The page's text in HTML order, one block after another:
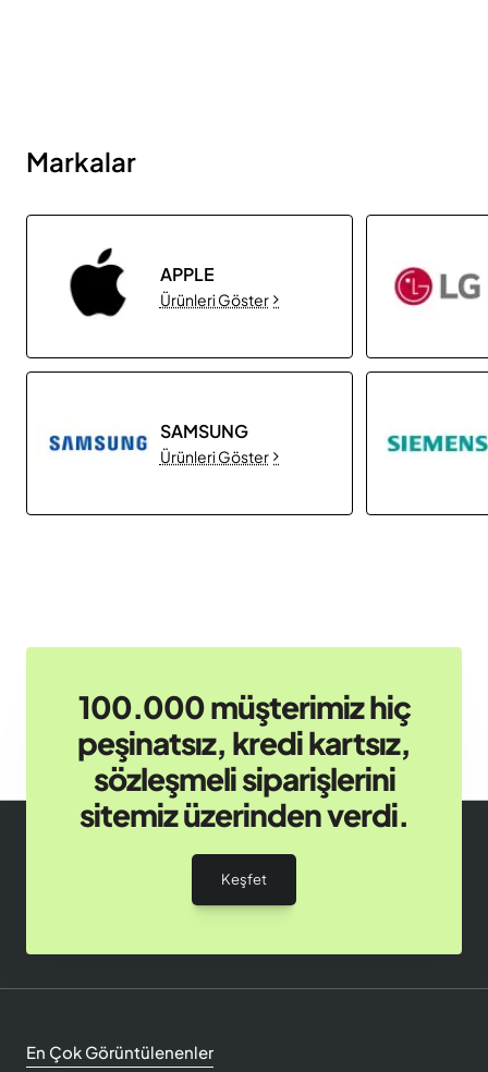
Markalar
APPLE
Ürünleri Göster
SAMSUNG
Ürünleri Göster
100.000 müşterimiz hiç
peşinatsız, kredi kartsız,
sözleşmeli siparişlerini
sitemiz üzerinden verdi.
Keşfet
En Çok Görüntülenenler